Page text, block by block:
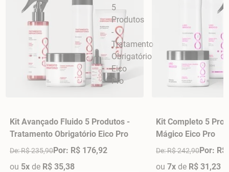
Kit Avançado Fluido 5 Produtos -
Tratamento Obrigatório Eico Pro
De: R$ 235,90Por: R$ 176,92
ou 5x de R$ 35,38
Kit Completo 5
Mágico Eico Pro
De: R$ 242,90Por:
ou7x de R$ 31,23